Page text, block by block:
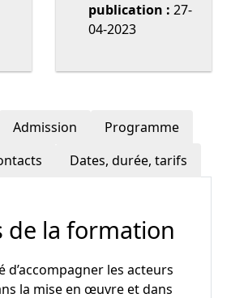
publication : 27-
04-2023
Admission
Programme
Dates, durée, tarifs
de la formation
d’accompagner les acteurs
la mise en œuvre et dans